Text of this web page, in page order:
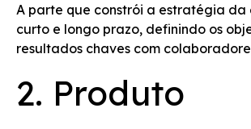
A parte que constrói a estratégia da
curto e longo prazo, definindo os
resultados chaves com
2. Produto